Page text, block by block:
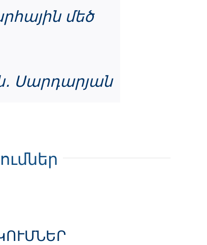
մեծ
Սարդարյան